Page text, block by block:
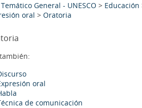
General - UNESCO > Educación
oral > Oratoria
oral
de comunicación